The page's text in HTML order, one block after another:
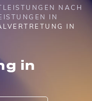
NACH
IN
IN
in